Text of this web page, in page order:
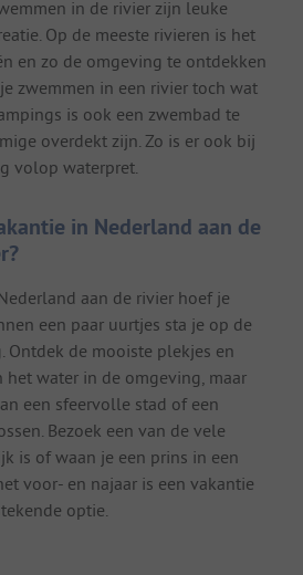
in de rivier zijn leuke
Op de meeste rivieren is het
en zo de omgeving te ontdekken
zwemmen in een rivier toch wat
is ook een zwembad te
overdekt zijn. Zo is er ook bij
volop waterpret.
in Nederland aan de
aan de rivier hoef je
een paar uurtjes sta je op de
Ontdek de mooiste plekjes en
water in de omgeving, maar
een sfeervolle stad of een
Bezoek een van de vele
is of waan je een prins in een
voor- en najaar is een vakantie
optie.